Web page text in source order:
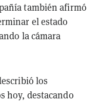
también afirmó
el estado
la cámara
los
hoy, destacando